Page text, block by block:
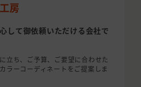
房
して御依頼いただける会社で
立ち、ご予算、ご要望に合わせた
ラーコーディネートをご提案しま